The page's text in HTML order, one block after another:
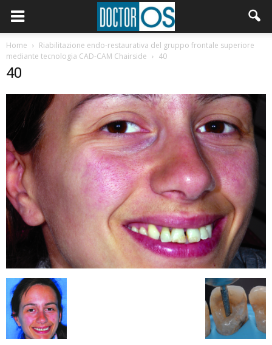
Home
Riabilitazione endo-restaurativa del gruppo frontale superiore
mediante tecnologia CAD-CAM Chairside
40
40